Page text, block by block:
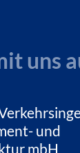
uns
und
mbH